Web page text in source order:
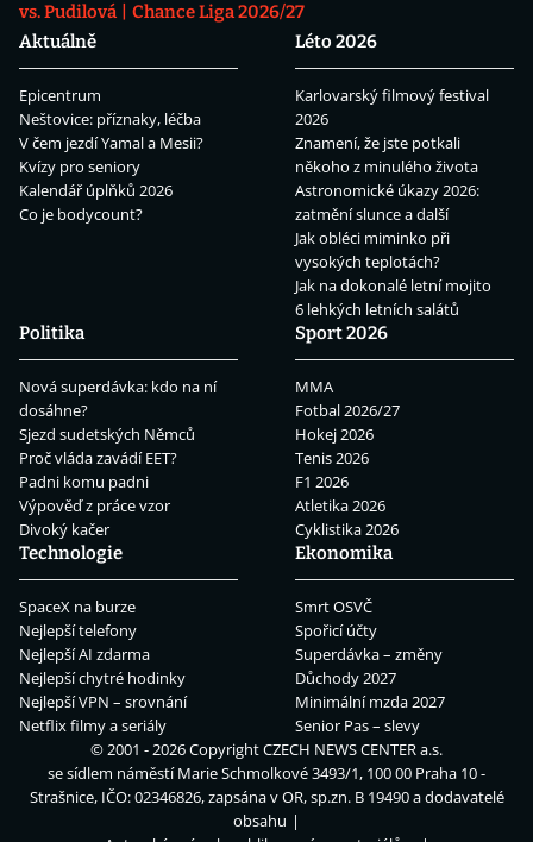
vs. Pudilová
Chance Liga 2026/27
Aktuálně
Epicentrum
Neštovice: příznaky, léčba
V čem jezdí Yamal a Mesii?
Kvízy pro seniory
Kalendář úplňků 2026
Co je bodycount?
Léto 2026
Karlovarský filmový festival
2026
Znamení, že jste potkali
někoho z minulého života
Astronomické úkazy 2026:
zatmění slunce a další
Jak obléci miminko při
vysokých teplotách?
Jak na dokonalé letní mojito
6 lehkých letních salátů
Politika
Nová superdávka: kdo na ní
dosáhne?
Sjezd sudetských Němců
Proč vláda zavádí EET?
Padni komu padni
Výpověď z práce vzor
Divoký kačer
Sport 2026
MMA
Fotbal 2026/27
Hokej 2026
Tenis 2026
F1 2026
Atletika 2026
Cyklistika 2026
Technologie
SpaceX na burze
Nejlepší telefony
Nejlepší AI zdarma
Nejlepší chytré hodinky
Nejlepší VPN – srovnání
Netflix filmy a seriály
Ekonomika
Smrt OSVČ
Spořicí účty
Superdávka – změny
Důchody 2027
Minimální mzda 2027
Senior Pas – slevy
© 2001 - 2026 CopyrightCZECH NEWS CENTER a.s.
se sídlem náměstí Marie Schmolkové 3493/1, 100 00 Praha 10 -
Strašnice, IČO: 02346826, zapsána v OR, sp.zn. B 19490 a dodavatelé
obsahu